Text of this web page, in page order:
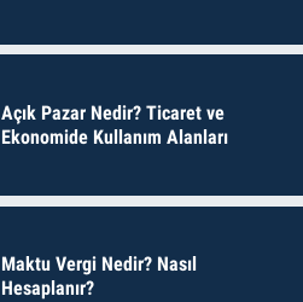
Açık Pazar Nedir? Ticaret ve
Ekonomide Kullanım Alanları
Maktu Vergi Nedir? Nasıl
Hesaplanır?